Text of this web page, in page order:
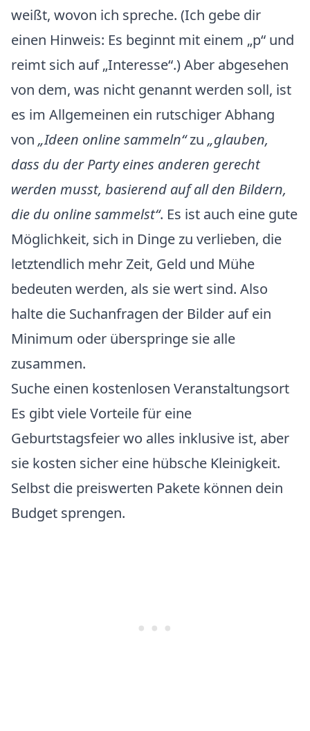
weißt, wovon ich spreche. (Ich gebe dir
einen Hinweis: Es beginnt mit einem „p“ und
reimt sich auf „Interesse“.) Aber abgesehen
von dem, was nicht genannt werden soll, ist
es im Allgemeinen ein rutschiger Abhang
von „Ideen online sammeln“zu „glauben,
dass du der Party eines anderen gerecht
werden musst, basierend auf all den Bildern,
die du online sammelst“. Es ist auch eine gute
Möglichkeit, sich in Dinge zu verlieben, die
letztendlich mehr Zeit, Geld und Mühe
bedeuten werden, als sie wert sind. Also
halte die Suchanfragen der Bilder auf ein
Minimum oder überspringe sie alle
zusammen.
Suche einen kostenlosen Veranstaltungsort
Es gibt viele Vorteile für eine
Geburtstagsfeier wo alles inklusive ist, aber
sie kosten sicher eine hübsche Kleinigkeit.
Selbst die preiswerten Pakete können dein
Budget sprengen.